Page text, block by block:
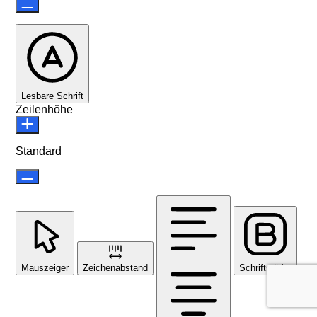
Lesbare Schrift
Zeilenhöhe
Standard
Mauszeiger Zeichenabstand Schriftstärke